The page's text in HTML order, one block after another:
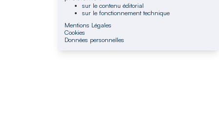
sur le contenu éditorial
sur le fonctionnement technique
Mentions Légales
Cookies
Données personnelles